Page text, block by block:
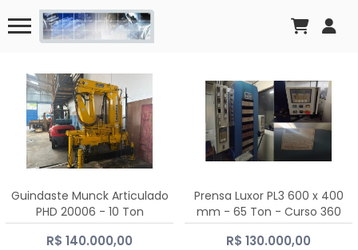
Guindaste Munck Articulado
PHD 20006 - 10 Ton
R$ 140.000,00
Prensa Luxor PL3 600 x 400
mm - 65 Ton - Curso 360
mm
R$ 130.000,00